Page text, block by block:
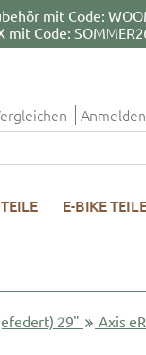
mit Code:
mit Code:
Anmelden
E-BIKE TEILE
29" Axis